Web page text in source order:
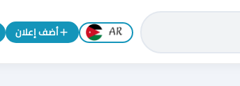
تغيير اللغة إلى الإنجليزية
أضف إعلان